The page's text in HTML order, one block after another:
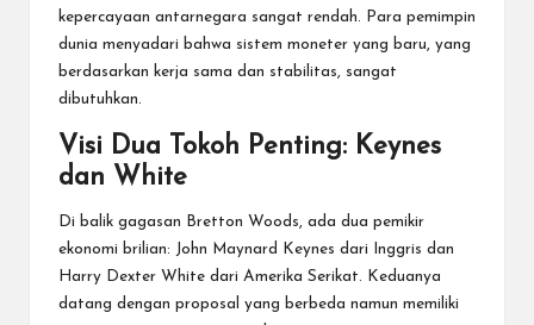
kepercayaan antarnegara sangat rendah. Para pemimpin
dunia menyadari bahwa sistem moneter yang baru, yang
berdasarkan kerja sama dan stabilitas, sangat
dibutuhkan.
Visi Dua Tokoh Penting: Keynes
dan White
Di balik gagasan Bretton Woods, ada dua pemikir
ekonomi brilian: John Maynard Keynes dari Inggris dan
Harry Dexter White dari Amerika Serikat. Keduanya
datang dengan proposal yang berbeda namun memiliki